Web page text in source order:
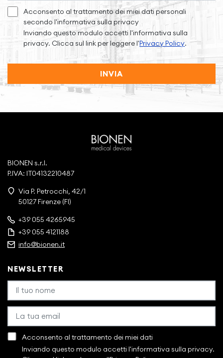
Acconsento al trattamento dei miei dati personali
secondo l'informativa sulla privacy
Inviando questo modulo accetti l'informativa sulla
privacy. Clicca sul link per leggere l'Privacy Policy.
INVIA
BIONEN s.r.l.
P.IVA: IT04132210487
Via P. Petrocchi, 42/1
50127 Firenze (FI)
+39 055 4265945
+39 055 4121188
info@bionen.it
NEWSLETTER
Acconsento al trattamento dei miei dati
Inviando questo modulo accetti l'informativa sulla privacy.